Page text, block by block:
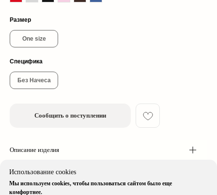
Использование cookies
Мы используем cookies, чтобы пользоваться сайтом было еще
комфортнее.
Размер
One size
Специфика
Без Начеса
Сообщить о поступлении
Описание изделия
Доставка & Оплата
Специфика изделия
* Instagram принадлежит компании Meta, признанной экстремистской
организацией и запрещенной в РФ